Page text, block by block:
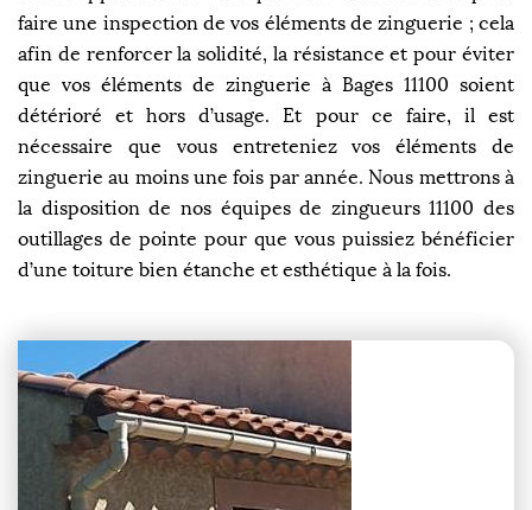
faire une inspection de vos éléments de zinguerie ; cela
afin de renforcer la solidité, la résistance et pour éviter
que vos éléments de zinguerie à Bages 11100 soient
détérioré et hors d’usage. Et pour ce faire, il est
nécessaire que vous entreteniez vos éléments de
zinguerie au moins une fois par année. Nous mettrons à
la disposition de nos équipes de zingueurs 11100 des
outillages de pointe pour que vous puissiez bénéficier
d’une toiture bien étanche et esthétique à la fois.